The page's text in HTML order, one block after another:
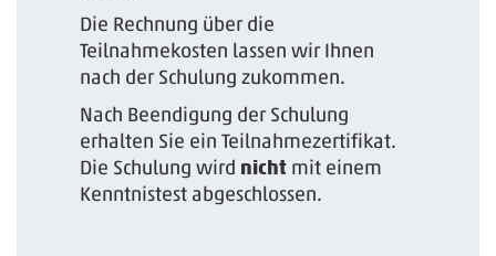
Die Rechnung über die
Teilnahmekosten lassen wir Ihnen
nach der Schulung zukommen.
Nach Beendigung der Schulung
erhalten Sie ein Teilnahmezertifikat.
Die Schulung wird nicht mit einem
Kenntnistest abgeschlossen.